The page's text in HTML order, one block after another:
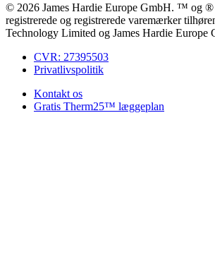
© 2026 James Hardie Europe GmbH. ™ og
registrerede og registrerede varemærker
Technology Limited og James Hardie Europe
CVR: 27395503
Privatlivspolitik
Kontakt os
Gratis Therm25™ læggeplan